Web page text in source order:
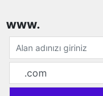
www.